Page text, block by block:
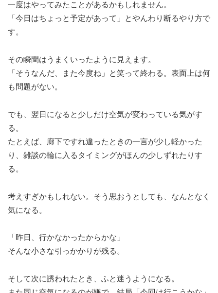
一度はやってみたことがあるかもしれません。
「今日はちょっと予定があって」とやんわり断るやり方で
す。
その瞬間はうまくいったように見えます。
「そうなんだ、また今度ね」と笑って終わる。表面上は何
も問題がない。
でも、翌日になると少しだけ空気が変わっている気がす
る。
たとえば、廊下ですれ違ったときの一言が少し軽かった
り、雑談の輪に入るタイミングがほんの少しずれたりす
る。
考えすぎかもしれない。そう思おうとしても、なんとなく
気になる。
「昨日、行かなかったからかな」
そんな小さな引っかかりが残る。
そして次に誘われたとき、ふと迷うようになる。